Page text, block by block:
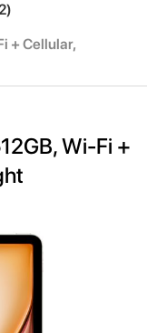
+ Cellular,
Wi-Fi +